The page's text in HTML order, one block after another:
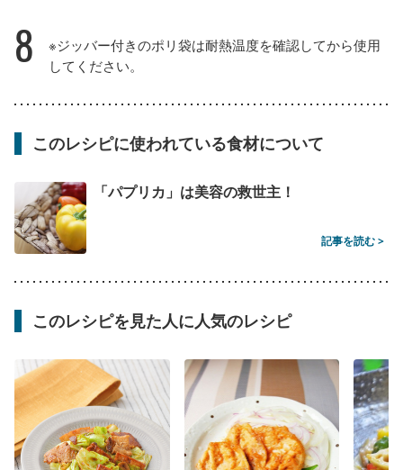
8
※ジッバー付きのポリ袋は耐熱温度を確認してから使用
してください。
このレシピに使われている食材について
「パプリカ」は美容の救世主！
記事を読む >
このレシピを見た人に人気のレシピ